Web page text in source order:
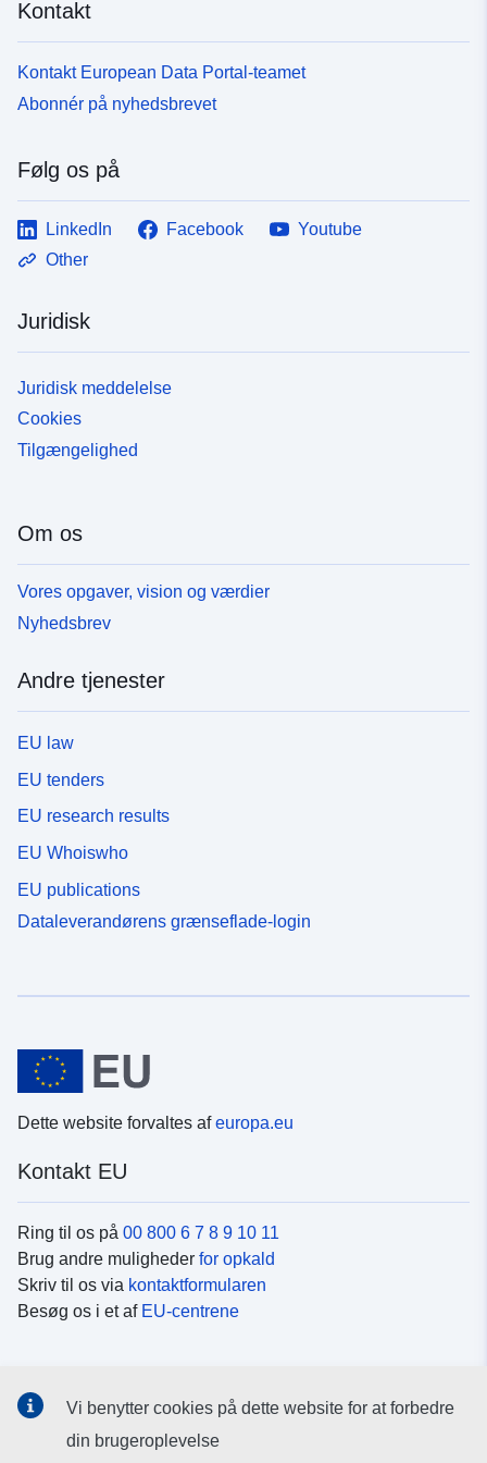
Kontakt
Kontakt European Data Portal-teamet
Abonnér på nyhedsbrevet
Følg os på
LinkedIn Facebook
Youtube
Other
Juridisk
Juridisk meddelelse
Cookies
Tilgængelighed
Om os
Vores opgaver, vision og værdier
Nyhedsbrev
Andre tjenester
EU law
EU tenders
EU research results
EU Whoiswho
EU publications
Dataleverandørens grænseflade-login
Dette website forvaltes afeuropa.eu
Kontakt EU
Ring til os på 00 800 6 7 8 9 10 11
Brug andre muligheder for opkald
Skriv til os via kontaktformularen
Besøg os i et af EU-centrene
Søg efter EU's sider påsociale medier
Vi benytter cookies på dette website for at forbedre
din brugeroplevelse